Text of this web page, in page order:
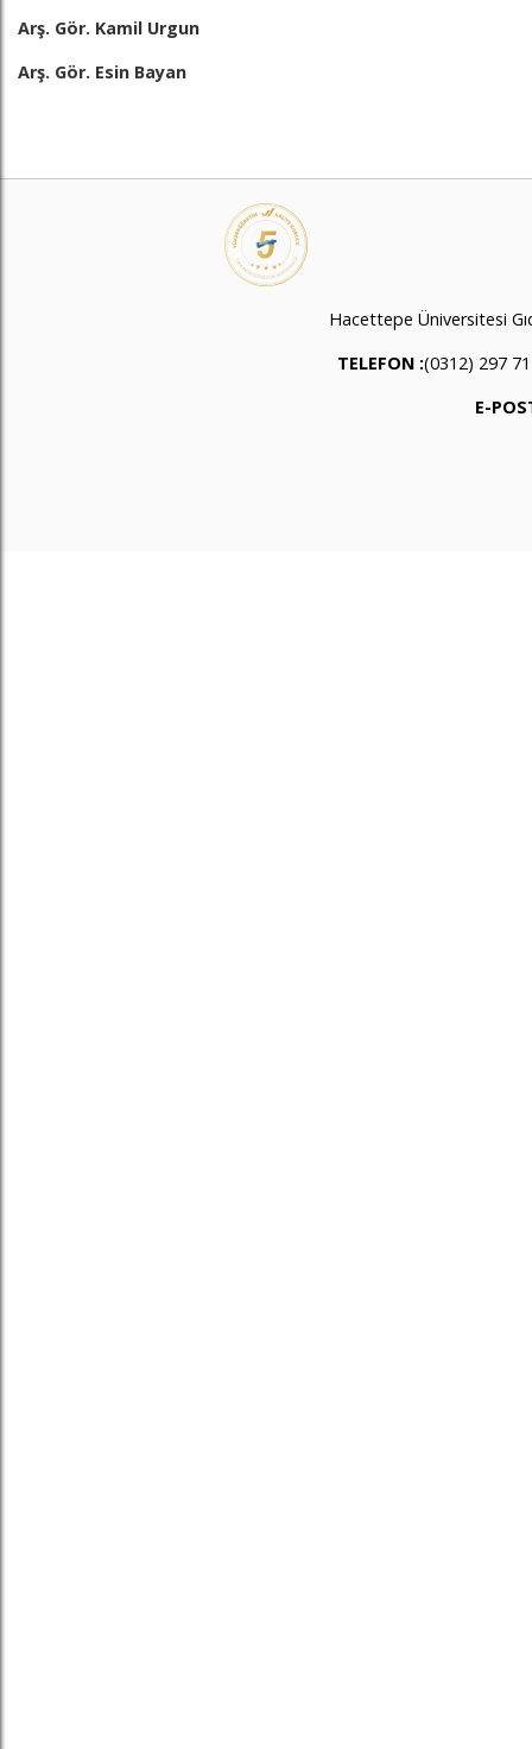
Arş. Gör. Kamil Urgun
Arş. Gör. Esin Bayan
Hacettepe Üniversitesi
TELEFON :(0312) 297
E-